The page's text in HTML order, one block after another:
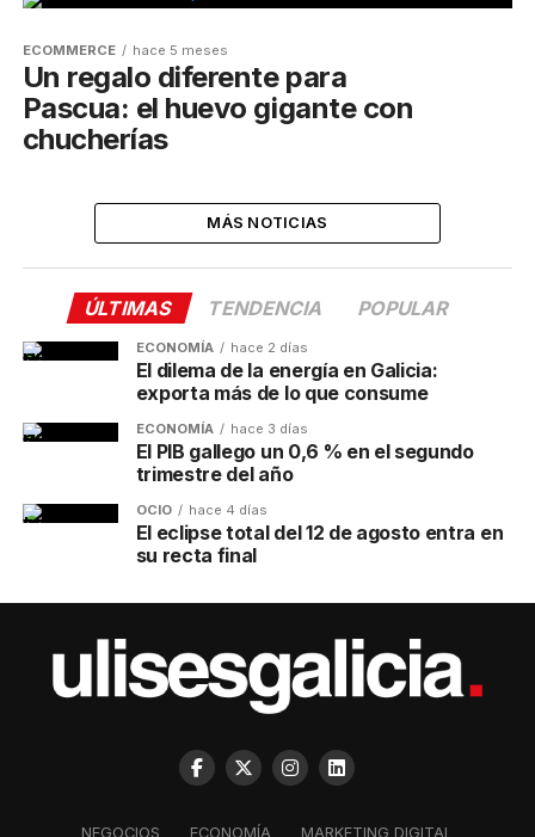
ECOMMERCE hace 5 meses
Un regalo diferente para
Pascua: el huevo gigante con
chucherías
MÁS NOTICIAS
ÚLTIMAS TENDENCIA POPULAR
ECONOMÍA hace 2 días
El dilema de la energía en Galicia:
exporta más de lo que consume
ECONOMÍA hace 3 días
El PIB gallego un 0,6 % en el segundo
trimestre del año
OCIO hace 4 días
El eclipse total del 12 de agosto entra en
su recta final
NEGOCIOS ECONOMÍA MARKETING DIGITAL